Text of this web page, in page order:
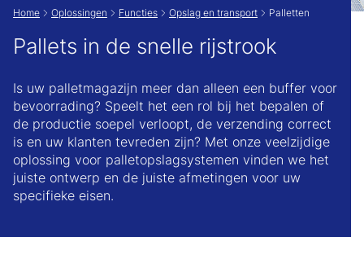
Home Oplossingen Functies Opslag en transport Palletten
Pallets in de snelle rijstrook
Is uw palletmagazijn meer dan alleen een buffer voor
bevoorrading? Speelt het een rol bij het bepalen of
de productie soepel verloopt, de verzending correct
is en uw klanten tevreden zijn? Met onze veelzijdige
oplossing voor palletopslagsystemen vinden we het
juiste ontwerp en de juiste afmetingen voor uw
specifieke eisen.